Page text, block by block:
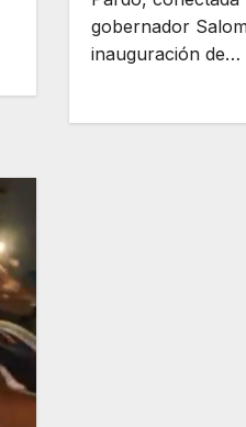
gobernador
inauguración de…